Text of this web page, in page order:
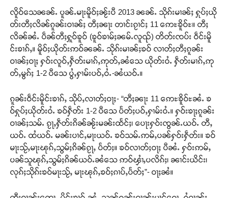
Support SHAN
တႃႇႁႂ်ႈသဵင်ၵၢင်ၸႂ်ၵူၼ်းမိူင်း ၵူႈတီႈၵူႈလႅၼ်ပေႃးတေၸွ
တ်ႇ တူဝ်ႈလုမ်ႈၾႃႉၼၼ်ႉ ၶဝ်ႈႁူမ်ႈၵမ်ႉထႅမ် ၸုမ်းၶၢ
ဝ်ႇၽူႈတွႆႇႁွၵ်ႈ လႆႈယူႇၶႃႈဢေႃႈ။
လိူဝ်သေၼၼ်ႉ ပူၼ်ႉမႃးမိူဝ်ႈၼႂ်းပီ 2013 ၼၼ်ႉ သိုၵ်းမၢၼ်ႈ ႁုပ်ႈယို
တ်းတီႈလိၼ်ၵူၼ်းဝၢၼ်ႈ တီႈၼႃး တၢင်းၵႂၢင်ႈ 11 ဢေႊၶိူဝ်ႊ။ တီႈ
လိၼ်ၼႆႉ ပဵၼ်တီႈႁူဝ်ၶူဝ် (ၶူဝ်ၶၢမ်ႈၼမ်ႉလူၺ်) တိတ်းၸပ်း ဝဵင်းမိူ
င်းၶၢၵ်ႇ။ မိူဝ်ႈယိုတ်းဢဝ်ၼၼ်ႉ သိုၵ်းမၢၼ်ႈၶဝ် လၢတ်ႈတီႈၵူၼ်း
ဝၢၼ်ႈဝႃႈ ႁဝ်းလူဝ်ႇႁဵတ်းမၢၵ်ႇဢုတ်ႇၼႆသေ ယိုတ်းဝႆႉ ႁဵတ်းမၢၵ်ႇဢု
တ်ႇမွၵ်ႈ 1-2 ပီသေ ပွႆႇႁၢမ်းပဝ်ႇဝႆႉ-ၼႆယဝ်ႉ။
ၵူၼ်းဝဵင်းမိူင်းၶၢၵ်ႇ သိုပ်ႇလၢတ်ႈဝႃႈ- “တီႈၼႃး 11 ဢေႊၶိူဝ်ႊၼႆႉ ၶ
ဝ်ႁုပ်ႈယိုတ်းဝႆႉ ၶဝ်ႁဵတ်း 1-2 ပီသေ ပႅတ်ႈပဝ်ႇႁၢမ်းဝႆႉ။ ႁဝ်းၶႃႈၵူၼ်း
ဝၢၼ်ႈသမ်ႉ ၵႂႃႇႁဵတ်းၵိၼ်ၼႂ်းမၼ်းထႅင်ႈ၊ ပေႃးႁဝ်းၸွၼ်ႉယဝ်ႉ တီႇ
ယဝ်ႉ ထႆယဝ်ႉ မၼ်းပၢင်ႇမႃးယဝ်ႉ ၶဝ်သမ်ႉဢမ်ႇပၼ်ႁဝ်းႁဵတ်း။ ၶဝ်
မႃးသႂ်ႇမႃးၽုၵ်ႇသွမ်ႈၵိၼ်ၵႂႃႇ ပႅတ်ႈ။ ၶဝ်လၢတ်ႈဝႃႈ ပီၼႆႉ ႁဝ်းဢမ်ႇ
ပၼ်သူၽုၵ်ႇသွမ်ႈၵိၼ်ယဝ်ႉၼႆသေ ဢဝ်ၾၢႆႇပလိၵ်ႈ၊ ၼၢင်းယိင်း၊
လုၵ်ႈသိုၵ်းၶဝ်မႃးသႂ်ႇ မႃးၽုၵ်ႇၶဝ်ႈၵၢပ်ႇပႅတ်ႈ”- ဝႃႈၼႆ။